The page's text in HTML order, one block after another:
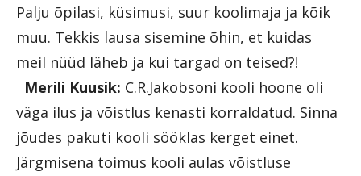
Palju õpilasi, küsimusi, suur koolimaja ja kõik
muu. Tekkis lausa sisemine õhin, et kuidas
meil nüüd läheb ja kui targad on teised?!
Merili Kuusik: C.R.Jakobsoni kooli hoone oli
väga ilus ja võistlus kenasti korraldatud. Sinna
jõudes pakuti kooli sööklas kerget einet.
Järgmisena toimus kooli aulas võistluse